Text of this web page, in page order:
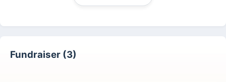
“Rasulullah Shallallahu ‘alaihi wa sallam bersabda,
Fundraiser (3)